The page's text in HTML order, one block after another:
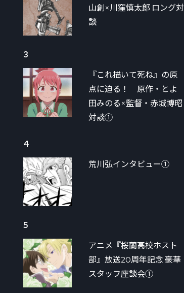
山創×川窪慎太郎 ロング対
談
3
『これ描いて死ね』の原
点に迫る！ 原作・とよ
田みのる×監督・赤城博昭
対談①
4
荒川弘インタビュー①
5
アニメ『桜蘭高校ホスト
部』放送20周年記念 豪華
スタッフ座談会①